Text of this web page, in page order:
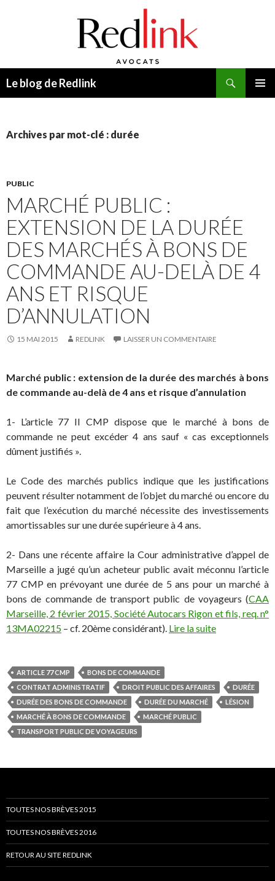
Le blog de Redlink
Archives par mot-clé : durée
PUBLIC
MARCHÉ PUBLIC :
EXTENSION DE LA DURÉE
DES MARCHÉS À BONS DE
COMMANDE AU-DELÀ DE 4
ANS ET RISQUE
D’ANNULATION
15 MAI 2015 REDLINK LAISSER UN COMMENTAIRE
Marché public : extension de la durée des marchés à bons
de commande au-delà de 4 ans et risque d’annulation
1- L’article 77 II CMP dispose que le marché à bons de
commande ne peut excéder 4 ans sauf « cas exceptionnels
dûment justifiés ».
Le Code des marchés publics indique que les justifications
peuvent résulter notamment de l’objet du marché ou encore du
fait que l’exécution du marché nécessite des investissements
amortissables sur une durée supérieure à 4 ans.
2- Dans une récente affaire la Cour administrative d’appel de
Marseille a jugé qu’un acheteur public avait méconnu l’article
77 CMP en prévoyant une durée de 5 ans pour un marché à
bons de commande de transport public de voyageurs (CAA
Marseille, 2 février 2015, Société Autocars Rigon et fils, req. n°
13MA02215 – cf. 20ème considérant). Lire la suite
ARTICLE 77 CMP
BONS DE COMMANDE
CONTRAT ADMINISTRATIF
DROIT PUBLIC DES AFFAIRES
DURÉE
DURÉE DES BONS DE COMMANDE
DURÉE DU MARCHÉ
LÉSION
MARCHÉ À BONS DE COMMANDE
MARCHÉ PUBLIC
TRANSPORT PUBLIC DE VOYAGEURS
TOUTES NOS BRÈVES 2015
TOUTES NOS BRÈVES 2016
RETOUR AU SITE REDLINK